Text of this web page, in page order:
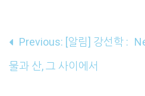
글
내
Previous: [알림] 강선학 :
물과 산, 그 사이에서